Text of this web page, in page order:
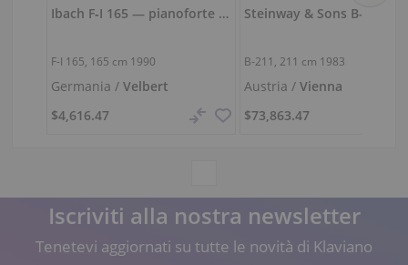
Ibach F‑I 165 — pianoforte a coda compatto da 165 cm dal suono pieno
F-I 165, 165 cm 1990
Germania / Velbert
$4,616.47
B-211, 211 cm 1983
Austria / Vienna
$73,863.47
Iscriviti alla nostra newsletter
Tenetevi aggiornati su tutte le novità di Klaviano